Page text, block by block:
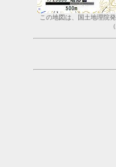
この地図は、国土地理院
（経緯度線は